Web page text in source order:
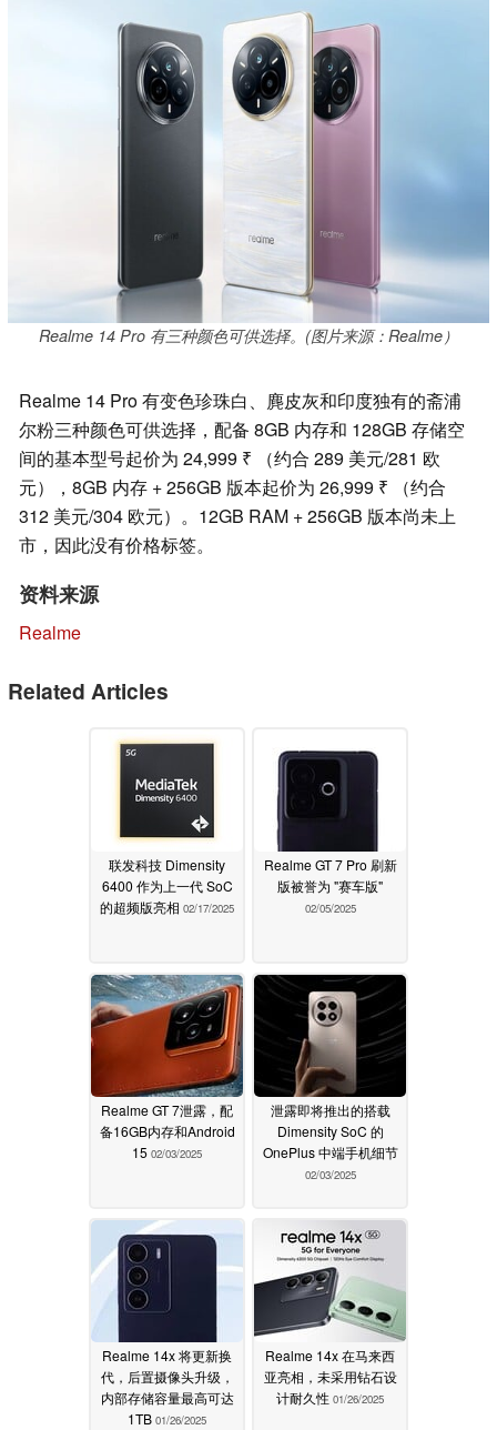
Realme 14 Pro 有三种颜色可供选择。(图片来源：Realme）
Realme 14 Pro 有变色珍珠白、麂皮灰和印度独有的斋浦
尔粉三种颜色可供选择，配备 8GB 内存和 128GB 存储空
间的基本型号起价为 24,999 ₹ （约合 289 美元/281 欧
元），8GB 内存 + 256GB 版本起价为 26,999 ₹ （约合
312 美元/304 欧元）。12GB RAM + 256GB 版本尚未上
市，因此没有价格标签。
资料来源
Realme
Related Articles
联发科技 Dimensity
6400 作为上一代 SoC
的超频版亮相 02/17/2025
Realme GT 7 Pro 刷新
版被誉为 "赛车版"
02/05/2025
Realme GT 7泄露，配
备16GB内存和Android
15 02/03/2025
泄露即将推出的搭载
Dimensity SoC 的
OnePlus 中端手机细节
02/03/2025
Realme 14x 将更新换
代，后置摄像头升级，
内部存储容量最高可达
1TB 01/26/2025
Realme 14x 在马来西
亚亮相，未采用钻石设
计耐久性 01/26/2025